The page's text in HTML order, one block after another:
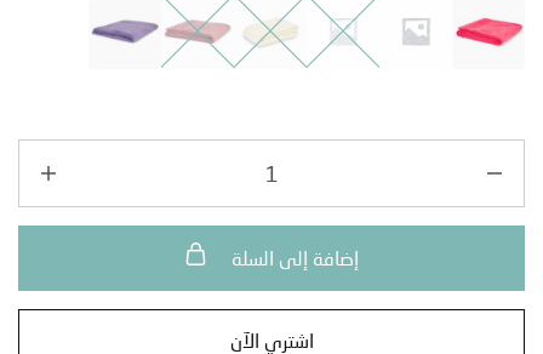
إضافة إلى السلة
اشتري الآن